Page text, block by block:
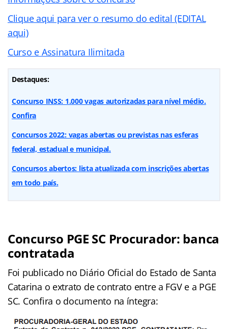
Clique aqui para ver o resumo do edital (EDITAL
aqui)
Curso e Assinatura Ilimitada
Destaques:
Concurso INSS: 1.000 vagas autorizadas para nível médio.
Confira
Concursos 2022: vagas abertas ou previstas nas esferas
federal, estadual e municipal.
Concursos abertos: lista atualizada com inscrições abertas
em todo país.
Concurso PGE SC Procurador: banca
contratada
Foi publicado no Diário Oficial do Estado de Santa
Catarina o extrato de contrato entre a FGV e a PGE
SC. Confira o documento na íntegra: